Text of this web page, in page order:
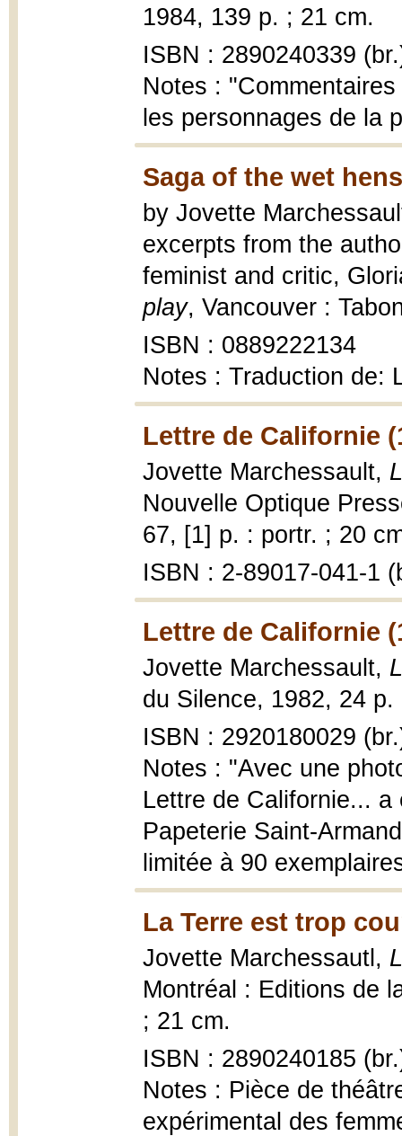
1984, 139 p. ; 21 cm.
ISBN : 2890240339
Notes :
les personnages de la
Saga of the wet
by Jovette
excerpts from the
feminist and critic,
play, Vancouver :
ISBN : 0889222134
Notes : Traduction de:
Lettre de Californie
Jovette Marchessault,
Nouvelle Optique
67, [1] p. : portr. ; 20
ISBN : 2-89017-041-1
Lettre de Californie
Jovette Marchessault,
du Silence, 1982, 24
ISBN : 2920180029
Notes : "Avec une
Lettre de Californie...
Papeterie Saint-
limitée à 90
La Terre est trop
Jovette Marchessautl,
Montréal : Editions de
; 21 cm.
ISBN : 2890240185
Notes : Pièce de
expérimental des